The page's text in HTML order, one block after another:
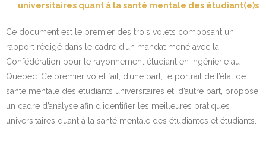
universitaires quant à la santé mentale des étudiant(e)s
Ce document est le premier des trois volets composant un
rapport rédigé dans le cadre d’un mandat mené avec la
Confédération pour le rayonnement étudiant en ingénierie au
Québec. Ce premier volet fait, d’une part, le portrait de l’état de
santé mentale des étudiants universitaires et, d’autre part, propose
un cadre d’analyse afin d’identifier les meilleures pratiques
universitaires quant à la santé mentale des étudiantes et étudiants.